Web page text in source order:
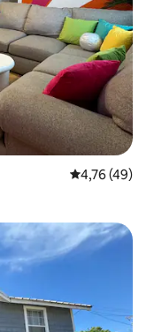
Évaluation
4,76 (49)